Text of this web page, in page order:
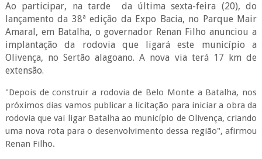
Ao participar, na tarde da última sexta-feira (20), do
lançamento da 38ª edição da Expo Bacia, no Parque Mair
Amaral, em Batalha, o governador Renan Filho anunciou a
implantação da rodovia que ligará este município a
Olivença, no Sertão alagoano. A nova via terá 17 km de
extensão.
"Depois de construir a rodovia de Belo Monte a Batalha, nos
próximos dias vamos publicar a licitação para iniciar a obra da
rodovia que vai ligar Batalha ao município de Olivença, criando
uma nova rota para o desenvolvimento dessa região", afirmou
Renan Filho.